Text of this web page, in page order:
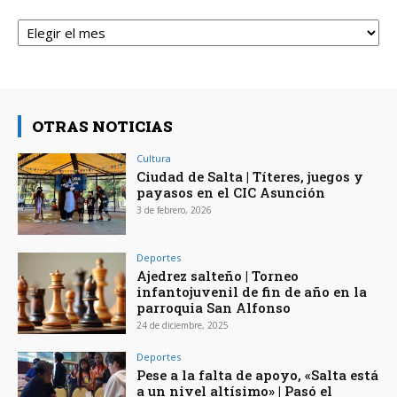
Archivos
OTRAS NOTICIAS
Cultura
Ciudad de Salta | Títeres, juegos y
payasos en el CIC Asunción
3 de febrero, 2026
Deportes
Ajedrez salteño | Torneo
infantojuvenil de fin de año en la
parroquia San Alfonso
24 de diciembre, 2025
Deportes
Pese a la falta de apoyo, «Salta está
a un nivel altísimo» | Pasó el